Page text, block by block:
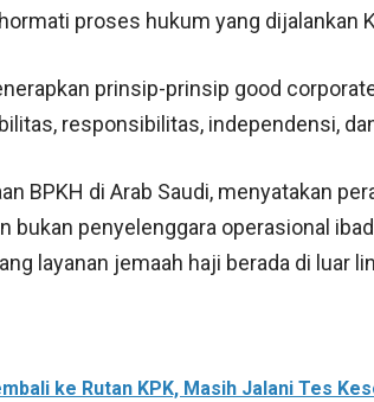
proses hukum yang dijalankan
prinsip-prinsip good
responsibilitas, independensi,
BPKH di Arab Saudi, menyatakan
bukan penyelenggara operasional
layanan jemaah haji berada di luar
ke Rutan KPK, Masih Jalani Tes